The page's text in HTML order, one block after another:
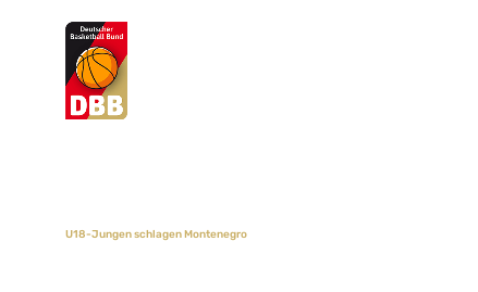
Suchvorschläge
U18-Jungen schlagen Montenegro